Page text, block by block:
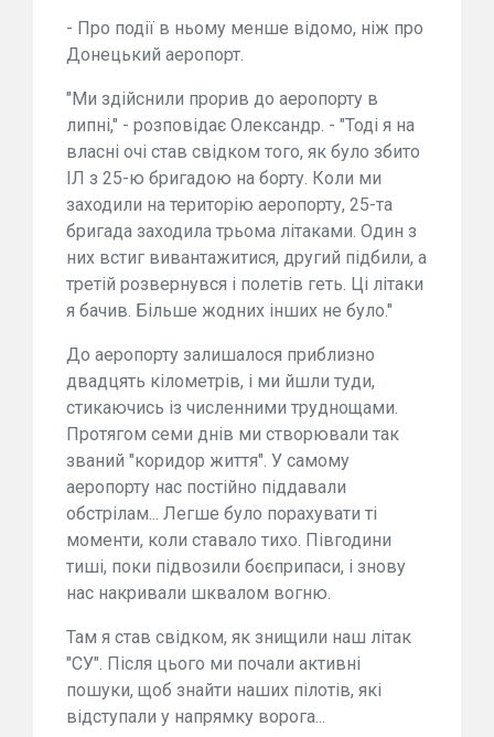
- Про події в ньому менше відомо, ніж про
Донецький аеропорт.
"Ми здійснили прорив до аеропорту в
липні," - розповідає Олександр. - "Тоді я на
власні очі став свідком того, як було збито
ІЛ з 25-ю бригадою на борту. Коли ми
заходили на територію аеропорту, 25-та
бригада заходила трьома літаками. Один з
них встиг вивантажитися, другий підбили, а
третій розвернувся і полетів геть. Ці літаки
я бачив. Більше жодних інших не було."
До аеропорту залишалося приблизно
двадцять кілометрів, і ми йшли туди,
стикаючись із численними труднощами.
Протягом семи днів ми створювали так
званий "коридор життя". У самому
аеропорту нас постійно піддавали
обстрілам... Легше було порахувати ті
моменти, коли ставало тихо. Півгодини
тиші, поки підвозили боєприпаси, і знову
нас накривали шквалом вогню.
Там я став свідком, як знищили наш літак
"СУ". Після цього ми почали активні
пошуки, щоб знайти наших пілотів, які
відступали у напрямку ворога...